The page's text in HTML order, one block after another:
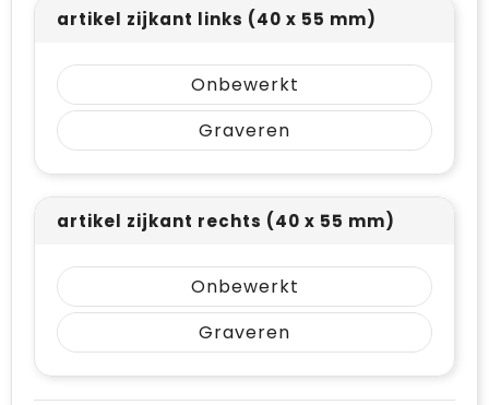
artikel zijkant links (40 x 55 mm)
Onbewerkt
Graveren
artikel zijkant rechts (40 x 55 mm)
Onbewerkt
Graveren